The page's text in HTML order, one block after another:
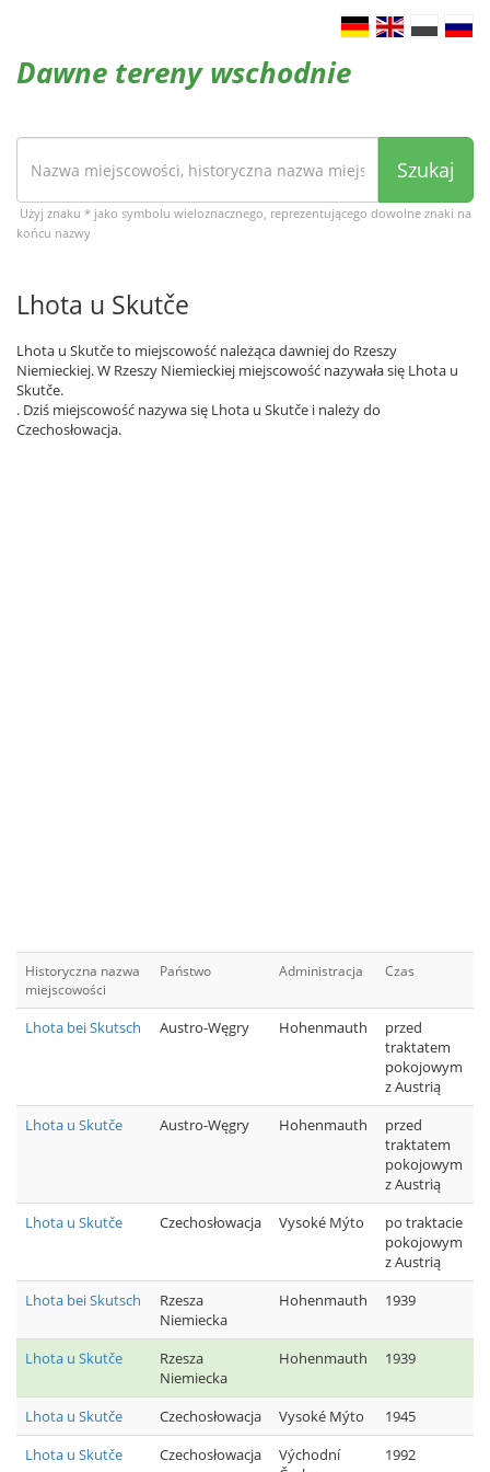
Dawne tereny wschodnie
Szukaj
Użyj znaku * jako symbolu wieloznacznego, reprezentującego dowolne znaki na
końcu nazwy
Lhota u Skutče
Lhota u Skutče to miejscowość należąca dawniej do Rzeszy
Niemieckiej. W Rzeszy Niemieckiej miejscowość nazywała się Lhota u
Skutče.
. Dziś miejscowość nazywa się Lhota u Skutče i należy do
Czechosłowacja.
Historyczna nazwa
miejscowości
Państwo Administracja Czas
Lhota bei Skutsch Austro-Węgry Hohenmauth
przed
traktatem
pokojowym
z Austrią
Lhota u Skutče
Austro-Węgry Hohenmauth
przed
traktatem
pokojowym
z Austrią
Lhota u Skutče
Czechosłowacja Vysoké Mýto
po traktacie
pokojowym
z Austrią
Lhota bei Skutsch
Rzesza
Niemiecka
Hohenmauth 1939
Lhota u Skutče
Rzesza
Niemiecka
Hohenmauth 1939
Lhota u Skutče Czechosłowacja Vysoké Mýto
1945
Lhota u Skutče
Czechosłowacja
Východní
1992